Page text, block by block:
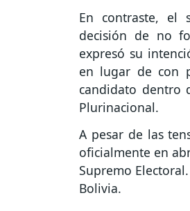
En contraste, el
decisión de no
expresó su
en lugar de con
candidato dentro
Plurinacional.
A pesar de las
oficialmente en
Supremo
Bolivia.